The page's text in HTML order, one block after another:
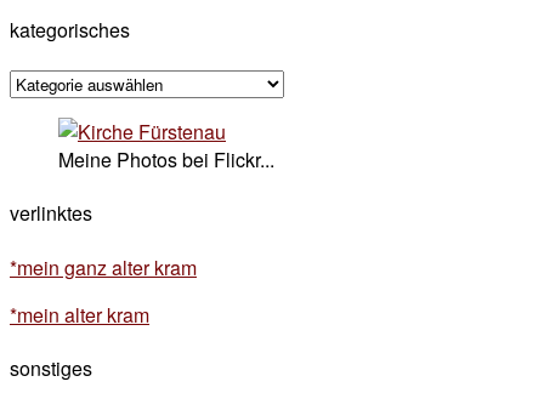
kategorisches
kategorisches
Meine Photos bei Flickr...
verlinktes
*mein ganz alter kram
*mein alter kram
sonstiges